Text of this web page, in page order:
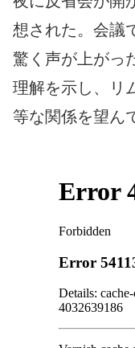
想された。会議
驚く声が上がっ
理解を示し、リ
等な関係を望ん